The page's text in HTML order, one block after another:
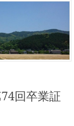
回卒業証